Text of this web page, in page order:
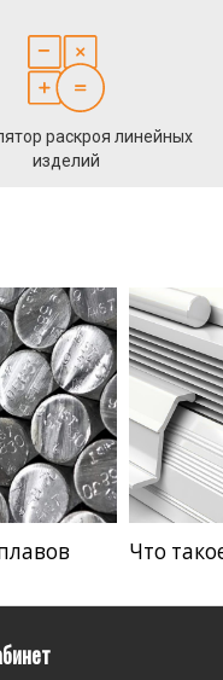
раскроя линейных
изделий
Что